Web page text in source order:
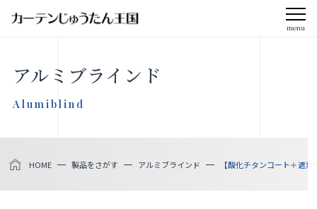
menu
会社案内
お知らせ
アルミブラインド
Alumiblind
HOME 製品をさがす アルミブラインド 【酸化チタンコート＋遮